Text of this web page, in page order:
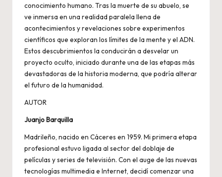
conocimiento humano. Tras la muerte de su abuelo, se
ve inmersa en una realidad paralela llena de
acontecimientos y revelaciones sobre experimentos
científicos que exploran los límites de la mente y el ADN.
Estos descubrimientos la conducirán a desvelar un
proyecto oculto, iniciado durante una de las etapas más
devastadoras de la historia moderna, que podría alterar
el futuro de la humanidad.
AUTOR
Juanjo Barquilla
Madrileño, nacido en Cáceres en 1959. Mi primera etapa
profesional estuvo ligada al sector del doblaje de
películas y series de televisión. Con el auge de las nuevas
tecnologías multimedia e Internet, decidí comenzar una